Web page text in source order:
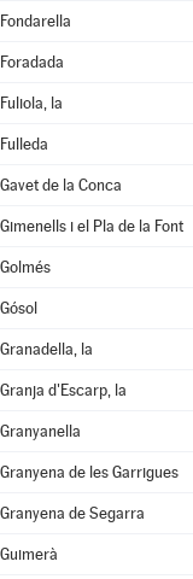
Fondarella
Foradada
Fuliola, la
Fulleda
Gavet de la Conca
Gimenells i el Pla de la Font
Golmés
Gósol
Granadella, la
Granja d'Escarp, la
Granyanella
Granyena de les Garrigues
Granyena de Segarra
Guimerà